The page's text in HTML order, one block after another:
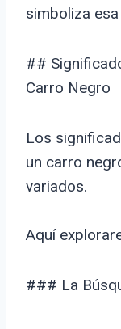
simboliza
##
Carro Negro
Los
un carro
variados.
Aquí
### La